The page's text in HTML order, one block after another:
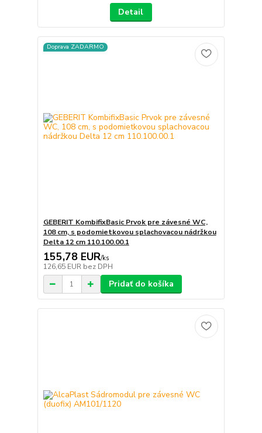
Detail
Doprava ZADARMO
GEBERIT KombifixBasic Prvok pre závesné WC,
108 cm, s podomietkovou splachovacou nádržkou
Delta 12 cm 110.100.00.1
155,78 EUR/ks
126,65 EUR bez DPH
Pridať do košíka